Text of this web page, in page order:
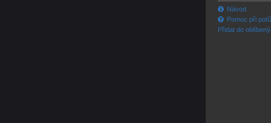
Návod
Pomoc při
Přidat do